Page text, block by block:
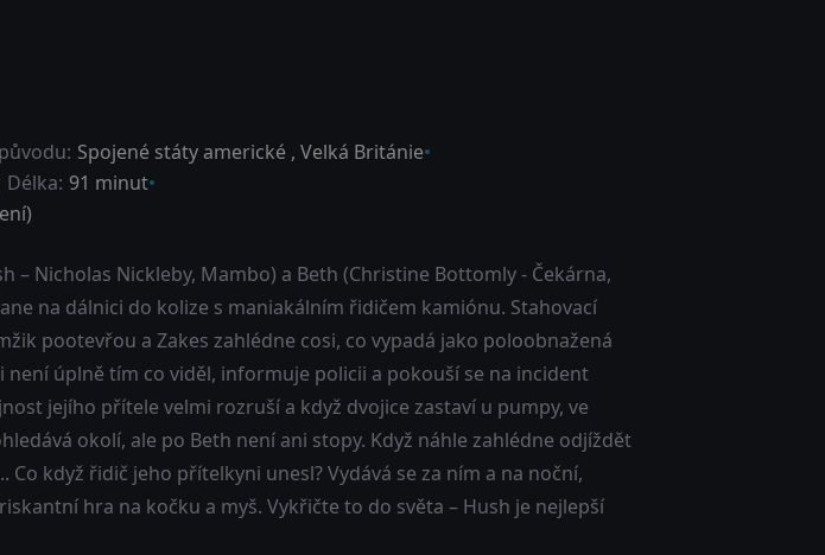
Spojené státy americké , Velká Británie
Délka: 91 minut
– Nicholas Nickleby, Mambo) a Beth (Christine Bottomly - Čekárna,
na dálnici do kolize s maniakálním řidičem kamiónu. Stahovací
pootevřou a Zakes zahlédne cosi, co vypadá jako poloobnažená
není úplně tím co viděl, informuje policii a pokouší se na incident
jejího přítele velmi rozruší a když dvojice zastaví u pumpy, ve
okolí, ale po Beth není ani stopy. Když náhle zahlédne odjíždět
když řidič jeho přítelkyni unesl? Vydává se za ním a na noční,
hra na kočku a myš. Vykřičte to do světa – Hush je nejlepší